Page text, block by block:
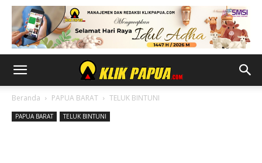
Beranda PAPUA BARAT TELUK BINTUNI
PAPUA BARAT TELUK BINTUNI